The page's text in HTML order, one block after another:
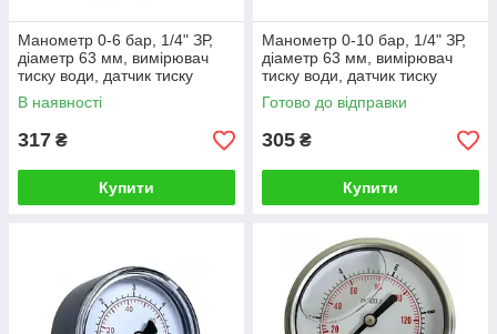
Манометр 0-6 бар, 1/4" ЗР,
діаметр 63 мм, вимірювач
тиску води, датчик тиску
води, Pedrollo (Італія)
В наявності
317 ₴
Купити
Манометр 0-10 бар, 1/4" ЗР,
діаметр 63 мм, вимірювач
тиску води, датчик тиску
води, Pedrollo (Італія)
Готово до відправки
305 ₴
Купити